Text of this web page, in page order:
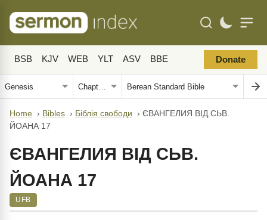
BSB KJV WEB YLT ASV BBE Donate
Home › Bibles › Біблія свободи › ЄВАНГЕЛИЯ ВІД СЬВ.
ЙОАНА 17
ЄВАНГЕЛИЯ ВІД СЬВ.
ЙОАНА 17
UFB